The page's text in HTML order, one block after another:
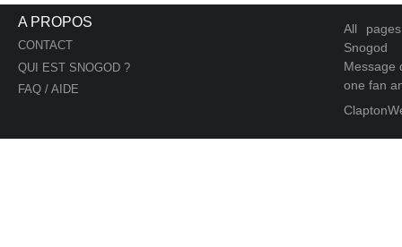
A PROPOS
CONTACT
QUI EST SNOGOD ?
FAQ / AIDE
All
Snogod
Message
one fan